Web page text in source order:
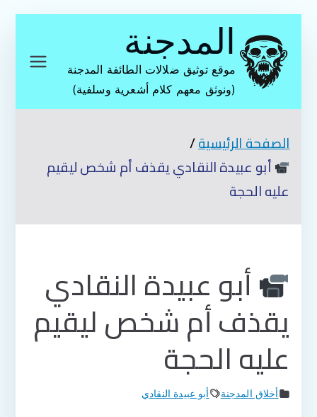
المحتوى
المدجنة
موقع توثيق ضلالات الطائفة المدجنة
(ونوثق معهم كلام أشعرية وسلفية)
الصفحة الرئيسية
أبو عبيدة النقادي يقذف أم شخص ليقيم
عليه الحجة
أبو عبيدة النقادي
يقذف أم شخص ليقيم
عليه الحجة
أخلاق المدجنة أبو عبيدة النقادي